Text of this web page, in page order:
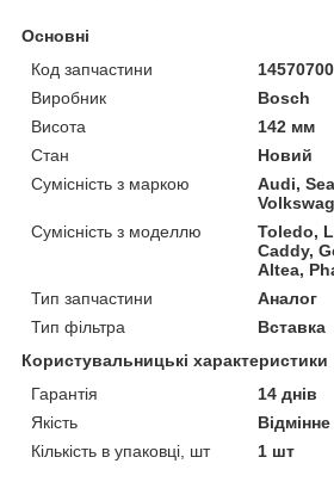
Основні
Код запчастини
Виробник
Bosch
Висота
142 мм
Стан
Новий
Сумісність з маркою
Audi,
Сумісність з моделлю
Toledo,
Caddy,
Altea,
Тип запчастини
Аналог
Тип фільтра
Вставка
Користувальницькі характеристики
Гарантія
14 днів
Якість
Відмінне
Кількість в упаковці, шт
1 шт